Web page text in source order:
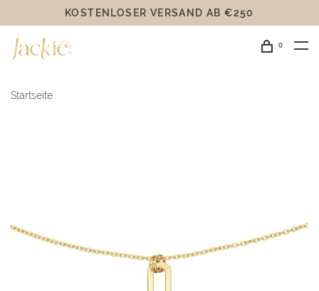
KOSTENLOSER VERSAND AB €250
0
Startseite